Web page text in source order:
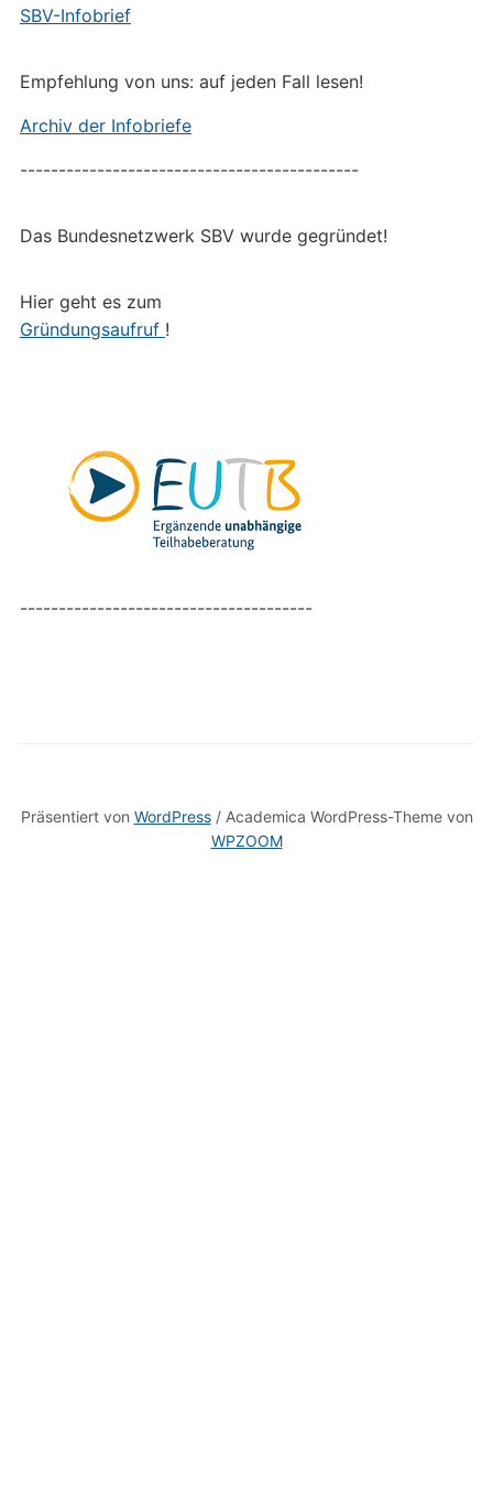
SBV-Infobrief
Empfehlung von uns: auf jeden Fall lesen!
Archiv der Infobriefe
--------------------------------------------
Das Bundesnetzwerk SBV wurde gegründet!
Hier geht es zum
Gründungsaufruf !
--------------------------------------
Präsentiert von WordPress/ Academica WordPress-Theme von
WPZOOM